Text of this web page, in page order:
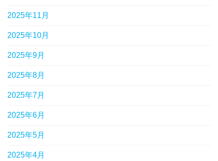
2025年11月
2025年10月
2025年9月
2025年8月
2025年7月
2025年6月
2025年5月
2025年4月